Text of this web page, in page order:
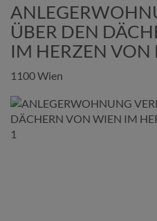
ÜBER DEN
IM HERZEN VON
1100 Wien